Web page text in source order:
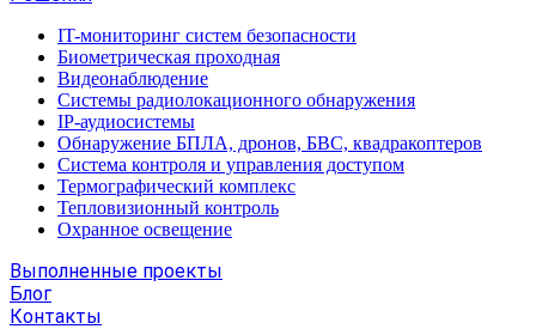
IT-мониторинг систем безопасности
Биометрическая проходная
Видеонаблюдение
Системы радиолокационного обнаружения
IP-аудиосистемы
Обнаружение БПЛА, дронов, БВС, квадракоптеров
Система контроля и управления доступом
Термографический комплекс
Тепловизионный контроль
Охранное освещение
Выполненные проекты
Блог
Контакты